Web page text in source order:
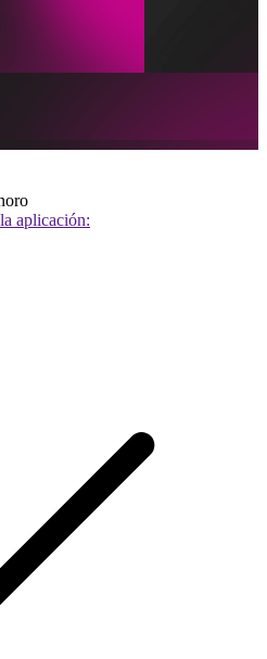
aplicación: